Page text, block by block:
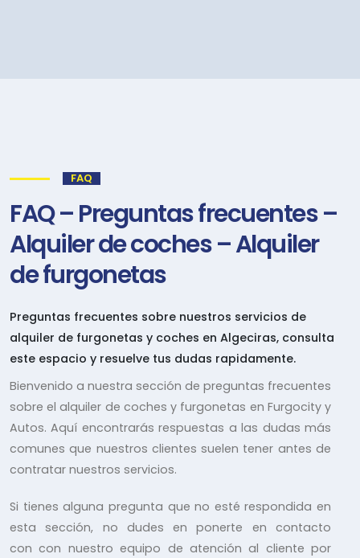
FAQ
FAQ – Preguntas frecuentes –
Alquiler de coches – Alquiler
de furgonetas
Preguntas frecuentes sobre nuestros servicios de
alquiler de furgonetas y coches en Algeciras, consulta
este espacio y resuelve tus dudas rapidamente.
Bienvenido a nuestra sección de preguntas frecuentes
sobre el alquiler de coches y furgonetas en Furgocity y
Autos. Aquí encontrarás respuestas a las dudas más
comunes que nuestros clientes suelen tener antes de
contratar nuestros servicios.
Si tienes alguna pregunta que no esté respondida en
esta sección, no dudes en ponerte en contacto
con con nuestro equipo de atención al cliente por